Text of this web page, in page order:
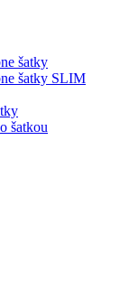
šatky
šatky SLIM
šatkou